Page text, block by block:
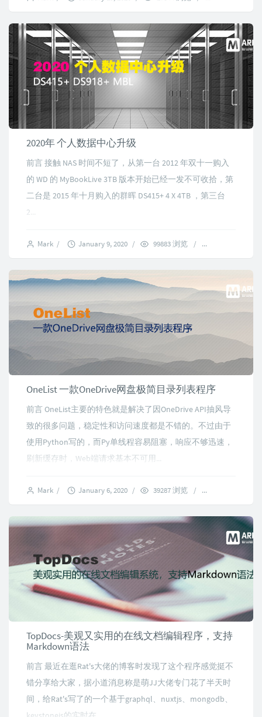
2020年 个人数据中心升级
前言 接触 NAS 时间不短了，从第一台 2012 年双十一购入
的 WD 的 MyBookLive 3TB 版本开始已经一发不可收拾，第
二台是 2015 年十月购入的群晖 DS415+ 4 X 4TB ，第三台
2...
Mark / January 9, 2020 / 99883 浏览 /
OneList 一款OneDrive网盘极简目录列表程序
前言 OneList主要的特色就是解决了因OneDrive API抽风导
致的很多问题，稳定性和访问速度都是不错的。不过由于
使用Python写的，而Py单线程容易阻塞，响应不够迅速，
刷新缓存时，Web端请求基本不可用...
Mark / January 6, 2020 / 39287 浏览 /
TopDocs-美观又实用的在线文档编辑程序，支持
Markdown语法
前言 最近在逛Rat's大佬的博客时发现了这个程序感觉挺不
错分享给大家，据小道消息称是萌JJ大佬专门花了半天时
间，给Rat's写了的一个基于graphql、nuxtjs、mongodb、